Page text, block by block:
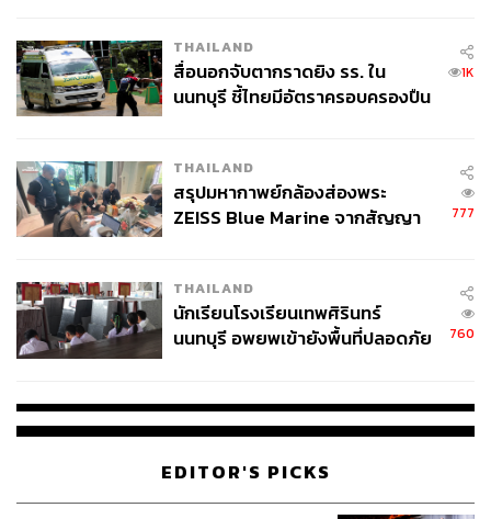
THAILAND
สื่อนอกจับตากราดยิง รร. ใน
นนทบุรี ชี้ไทยมีอัตราครอบครองปืน
1K
THAILAND
สรุปมหากาพย์กล้องส่องพระ
ZEISS Blue Marine จากสัญญา
จ่ายหนี้-แอบระบุแบรนด์
777
THAILAND
นักเรียนโรงเรียนเทพศิรินทร์
นนทบุรี อพยพเข้ายังพื้นที่ปลอดภัย
760
EDITOR'S PICKS